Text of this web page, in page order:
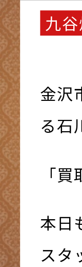
九
金沢
る石
「
本日
スタ